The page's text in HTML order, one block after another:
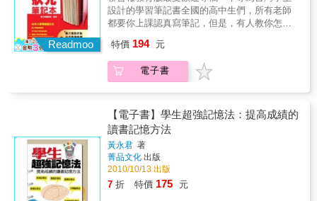
筆記的不二學習法寶。」興國高中李佳儒：
「上課速記重點，下課立即做完整筆記，兼顧
聽講與做筆記，雖然辛苦，但有甜美代價。」
臺中高中楊博亞：「數學重視觀念理解，自己
武陵高中黃筑煙：「建議各科分別集中一本整
理所有重點，利用便利貼，可以補充重點。必
考的內容，用折頁提醒自己。」彰化高中張佑
表，以不同顏色標示中西方歷史大事，一目了
然。」本書特色：◎十六位大學學測滿級分高
中生，有效準備各科的方法，和記筆記的獨門
妙招。鎮◎十六對不同社經狀況的滿分狀元父
母們，傳授獨家教養祕訣。◎政大教授、建中
師生、永平高中校長的「筆記活用術」，教你
Readmoo
設計的學習筆記書全國的高中生們，所有老師
都要你上課認真寫筆記，但是，有人教你怎麼
功術！教育界名人一致認為：永平高中校長李
玲惠：「學會有效的筆記法，就可以幫助自己
整理學習進度，也是知識管理的重要精神。」
下筆記就是不能偷懶的功課。」政大英文系教
授陳超明：「好的筆記，不僅是考驗一個人上
課的認真，更需要有很好的記憶力與整理、查
詢資料的工夫。」這些K書高手，都是這麼做筆
記的：臺東高中郭威鎮：「知識圖表化，是做
筆記的不二學習法寶。」興國高中李佳儒：
「上課速記重點，下課立即做完整筆記，兼顧
特價 194 元
電子書
【電子書】學生超強記憶法：提高成績的
讀書記憶方法
黃永君 著
菁品文化 出版
2010/10/13 出版
7 折 特價 175 元